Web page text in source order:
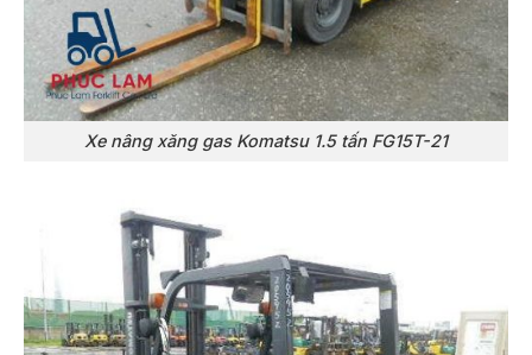
Xe nâng xăng gas Komatsu 1.5 tấn FG15T-21